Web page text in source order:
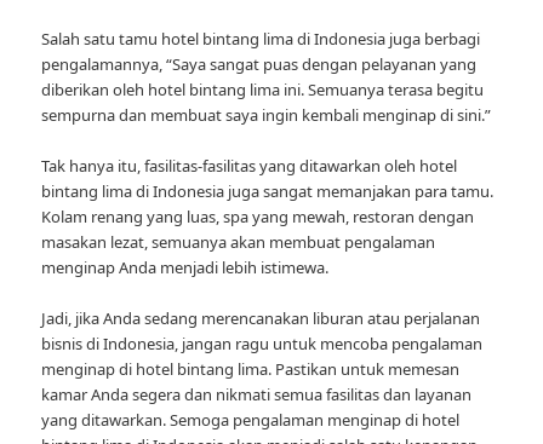
Salah satu tamu hotel bintang lima di Indonesia juga berbagi
pengalamannya, “Saya sangat puas dengan pelayanan yang
diberikan oleh hotel bintang lima ini. Semuanya terasa begitu
sempurna dan membuat saya ingin kembali menginap di sini.”
Tak hanya itu, fasilitas-fasilitas yang ditawarkan oleh hotel
bintang lima di Indonesia juga sangat memanjakan para tamu.
Kolam renang yang luas, spa yang mewah, restoran dengan
masakan lezat, semuanya akan membuat pengalaman
menginap Anda menjadi lebih istimewa.
Jadi, jika Anda sedang merencanakan liburan atau perjalanan
bisnis di Indonesia, jangan ragu untuk mencoba pengalaman
menginap di hotel bintang lima. Pastikan untuk memesan
kamar Anda segera dan nikmati semua fasilitas dan layanan
yang ditawarkan. Semoga pengalaman menginap di hotel